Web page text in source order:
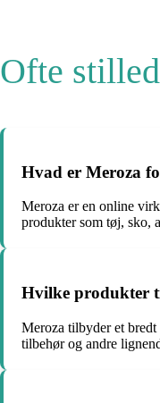
Ofte
Hvad er Meroza
Meroza er en online
produkter som tøj, sko,
Hvilke produkter
Meroza tilbyder et
tilbehør og andre